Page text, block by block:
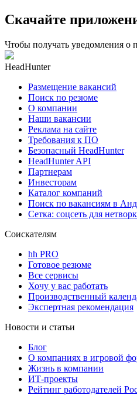
Скачайте
Чтобы получать уведомления о
HeadHunter
Размещение вакансий
Поиск по резюме
О компании
Наши вакансии
Реклама на сайте
Требования к ПО
Безопасный HeadHunter
HeadHunter API
Партнерам
Инвесторам
Каталог компаний
Поиск по вакансиям в
Сетка: соцсеть для
Соискателям
hh PRO
Готовое резюме
Все сервисы
Хочу у вас работать
Производственный
Экспертная рекомендация
Новости и статьи
Блог
О компаниях в игровой
Жизнь в компании
ИТ-проекты
Рейтинг работодателей